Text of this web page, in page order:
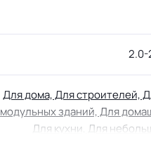
2.0-
Для дома, Для строителей,
модульных зданий, Для
Для кухни, Для